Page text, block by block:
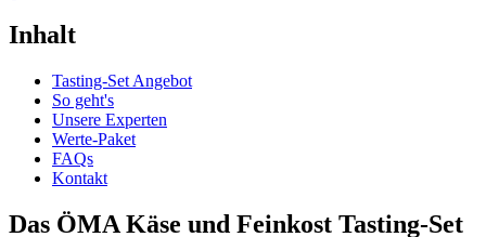
Inhalt
Tasting-Set Angebot
So geht's
Unsere Experten
Werte-Paket
FAQs
Kontakt
Das ÖMA Käse und Feinkost Tasting-Set